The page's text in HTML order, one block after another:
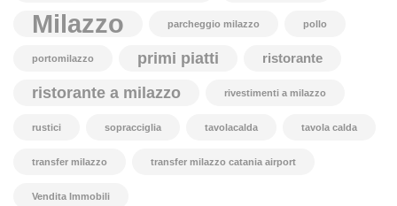
Milazzo parcheggio milazzo pollo
portomilazzo primi piatti ristorante
ristorante a milazzo rivestimenti a milazzo
rustici sopracciglia tavolacalda tavola calda
transfer milazzo transfer milazzo catania airport
Vendita Immobili